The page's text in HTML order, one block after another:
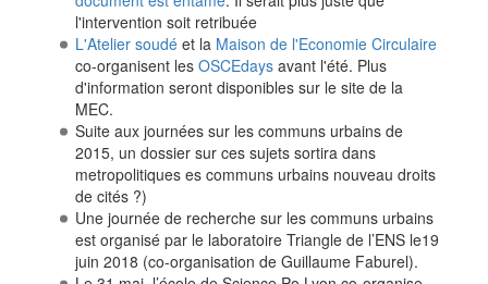
l'intervention soit retribuée
L'Atelier soudéet la Maison de l'Economie Circulaire
co-organisent les OSCEdaysavant l'été. Plus
d'information seront disponibles sur le site de la
MEC.
Suite aux journées sur les communs urbains de
2015, un dossier sur ces sujets sortira dans
metropolitiques es communs urbains nouveau droits
de cités ?)
Une journée de recherche sur les communs urbains
est organisé par le laboratoire Triangle de l’ENS le19
juin 2018 (co-organisation de Guillaume Faburel).